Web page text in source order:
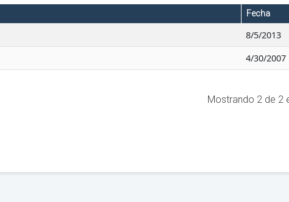
Fecha
8/5/2013
4/30/2007
Mostrando 2 de 2